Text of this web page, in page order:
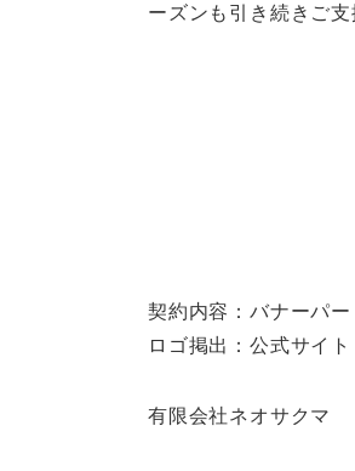
ーズンも引き続きご
契約内容：バナーパー
ロゴ掲出：公式サイ
有限会社ネオサクマ